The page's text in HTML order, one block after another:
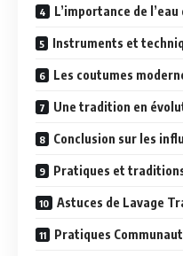
L’importance de
Instruments et
Les coutumes
Une tradition en
Conclusion sur les
Pratiques et
Astuces de Lavage
Pratiques